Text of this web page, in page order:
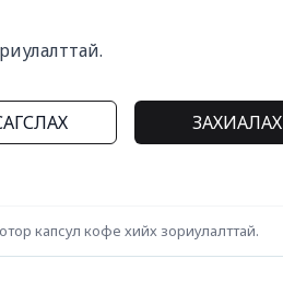
ЗАХИАЛАХ
капсул кофе хийх зориулалттай.